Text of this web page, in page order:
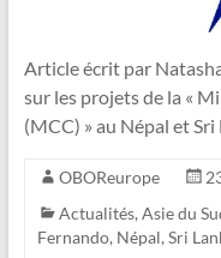
Article écrit par
sur les projets de la «
(MCC) » au Népal et Sri
OBOReurope
Actualités, Asie du
Fernando, Népal, Sri